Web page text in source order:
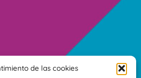
de las cookies